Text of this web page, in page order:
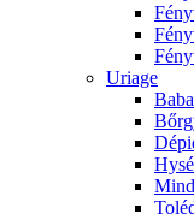
Uriage
Baba